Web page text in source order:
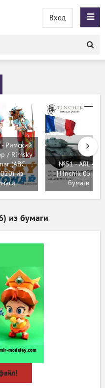
Вход
Римский
/ Rimsky
(ABC
из
№51 - ARL 44
[Tinchik 05] из
бумаги
из бумаги